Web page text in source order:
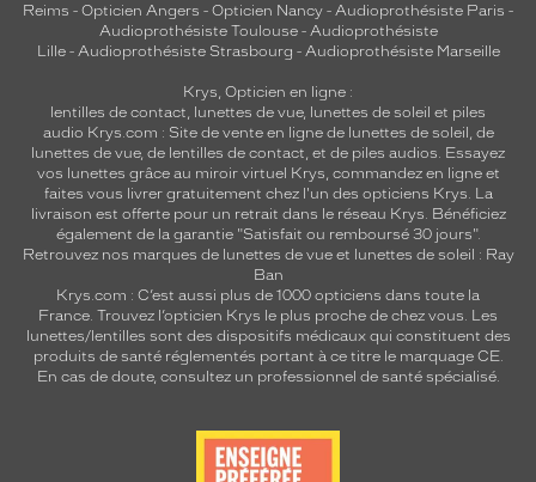
Reims - Opticien Angers - Opticien Nancy - Audioprothésiste Paris -
Audioprothésiste Toulouse- Audioprothésiste
Lille- Audioprothésiste Strasbourg - Audioprothésiste Marseille
Krys, Opticien en ligne :
lentilles de contact, lunettes de vue, lunettes de soleil et piles
audio Krys.com : Site de vente en ligne de lunettes de soleil, de
lunettes de vue, de lentilles de contact, et de piles audios. Essayez
vos lunettes grâce au miroir virtuel Krys, commandez en ligne et
faites vous livrer gratuitement chez l'un des opticiens Krys. La
livraison est offerte pour un retrait dans le réseau Krys. Bénéficiez
également de la garantie "Satisfait ou remboursé 30 jours".
Retrouvez nos marques de lunettes de vue et lunettes de soleil : Ray
Ban
Krys.com : C’est aussi plus de 1000 opticiens dans toute la
France. Trouvez l’opticien Krys le plus proche de chez vous. Les
lunettes/lentilles sont des dispositifs médicaux qui constituent des
produits de santé réglementés portant à ce titre le marquage CE.
En cas de doute, consultez un professionnel de santé spécialisé.